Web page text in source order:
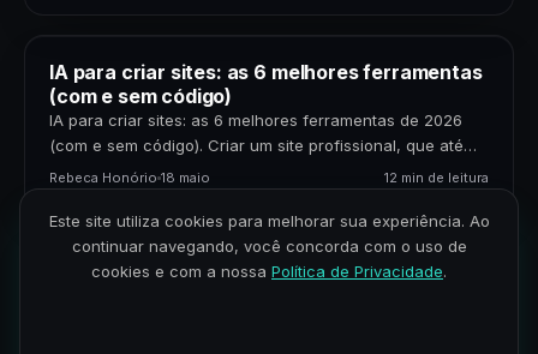
IA para criar sites: as 6 melhores ferramentas
(com e sem código)
IA para criar sites: as 6 melhores ferramentas de 2026
(com e sem código). Criar um site profissional, que até
alguns anos atrás levava…
Rebeca Honório 18 maio 12 min de leitura
Claude Code em 2026: skills, plugins e como
Este site utiliza cookies para melhorar sua experiência. Ao
continuar navegando, você concorda com o uso de
cookies e com a nossa Política de Privacidade.